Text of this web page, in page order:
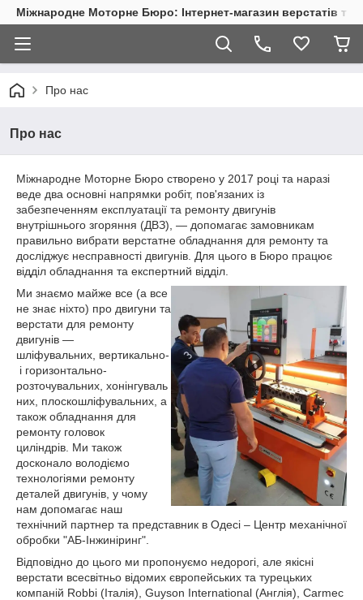
Міжнародне Моторне Бюро: Інтернет-магазин верстатів та
Про нас
Про нас
Міжнародне Моторне Бюро створено у 2017 році та наразі
веде два основні напрямки робіт, пов'язаних із
забезпеченням експлуатації та ремонту двигунів
внутрішнього згоряння (ДВЗ), — допомагає замовникам
правильно вибрати верстатне обладнання для ремонту та
досліджує несправності двигунів. Для цього в Бюро працює
відділ обладнання та експертний відділ.
Ми знаємо майже все (а все
не знає ніхто) про двигуни та
верстати для ремонту
двигунів —
шліфувальних, вертикально-
і горизонтально-
розточувальних, хонінгуваль
них, плоскошліфувальних, а
також обладнання для
ремонту головок
циліндрів. Ми також
досконало володіємо
технологіями ремонту
деталей двигунів, у чому
нам допомагає наш
технічний партнер та представник в Одесі – Центр механічної
обробки "АБ-Інжиніринг".
Відповідно до цього ми пропонуємо недорогі, але якісні
верстати всесвітньо відомих європейських та турецьких
компаній Robbi (Італія), Guyson International (Англія), Carmec